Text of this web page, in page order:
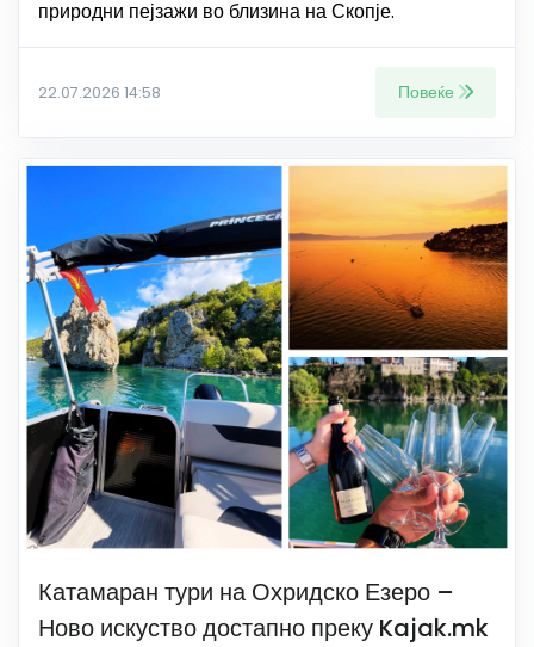
природни пејзажи во близина на Скопје.
22.07.2026 14:58 Повеќе
Катамаран тури на Охридско Езеро –
Ново искуство достапно преку Kajak.mk